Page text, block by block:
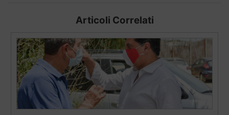
Articoli Correlati